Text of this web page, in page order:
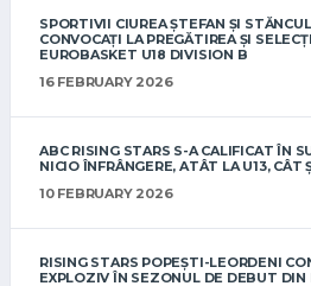
SPORTIVII CIUREA ȘTEFAN ȘI
CONVOCAȚI LA PREGĂTIREA ȘI
EUROBASKET U18 DIVISION B
16 FEBRUARY 2026
ABC RISING STARS S-A CALIFICAT ÎN
NICIO ÎNFRÂNGERE, ATÂT LA U13, CÂT
10 FEBRUARY 2026
RISING STARS POPEȘTI-LEORDENI
EXPLOZIV ÎN SEZONUL DE DEBUT DIN